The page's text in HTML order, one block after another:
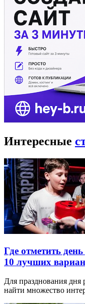
Интересные
Где отметить
10 лучших
Для празднования
найти множество